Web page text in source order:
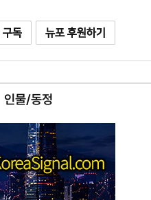
인물/동정